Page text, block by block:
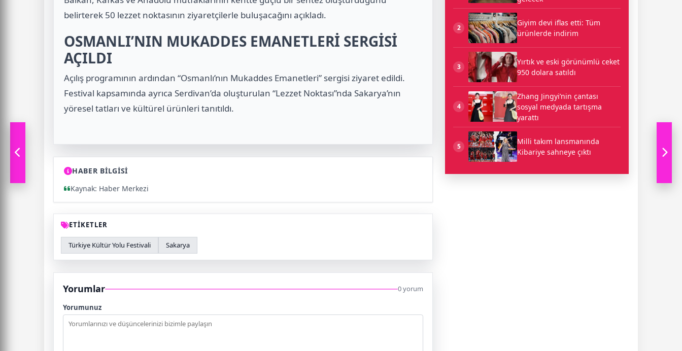
belirterek 50 lezzet noktasının ziyaretçilerle buluşacağını açıkladı.
OSMANLI’NIN MUKADDES EMANETLERİ SERGİSİ
AÇILDI
Açılış programının ardından “Osmanlı’nın Mukaddes Emanetleri” sergisi ziyaret edildi.
Festival kapsamında ayrıca Serdivan’da oluşturulan “Lezzet Noktası”nda Sakarya’nın
yöresel tatları ve kültürel ürünleri tanıtıldı.
HABER BİLGİSİ
Kaynak: Haber Merkezi
ETİKETLER
Türkiye Kültür Yolu Festivali Sakarya
Yorumlar 0 yorum
Yorumunuz
2
Giyim devi iflas etti: Tüm
ürünlerde indirim
3
Yırtık ve eski görünümlü ceket
950 dolara satıldı
4
Zhang Jingyi’nin çantası
sosyal medyada tartışma
yarattı
5
Milli takım lansmanında
Kibariye sahneye çıktı